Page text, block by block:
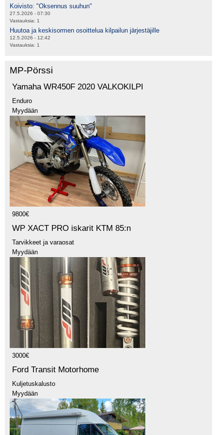
Koivisto: "Oksennus suuhun"
27.5.2026 - 07:30
Vastauksia: 1
Huutoa ja keskisormen osoittelua kilpailun järjestäjille
12.5.2026 - 12:42
Vastauksia: 1
MP-Pörssi
Yamaha WR450F 2020 VALKOKILPI
Enduro
Myydään
9800€
WP XACT PRO iskarit KTM 85:n
Tarvikkeet ja varaosat
Myydään
3000€
Ford Transit Motorhome
Kuljetuskalusto
Myydään